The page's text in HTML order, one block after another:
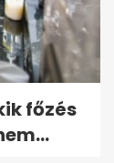
főzés